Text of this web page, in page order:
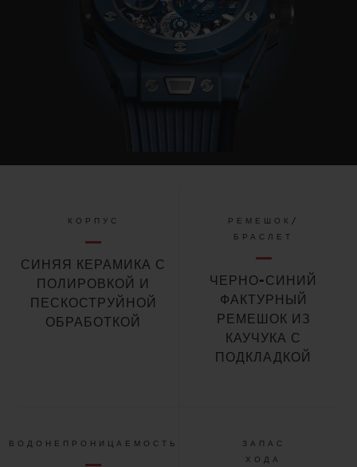
КОРПУС
СИНЯЯ КЕРАМИКА С
ПОЛИРОВКОЙ И
ПЕСКОСТРУЙНОЙ
ОБРАБОТКОЙ
РЕМЕШОК/
БРАСЛЕТ
ЧЕРНО-СИНИЙ
ФАКТУРНЫЙ
РЕМЕШОК ИЗ
КАУЧУКА С
ПОДКЛАДКОЙ
ВОДОНЕПРОНИЦАЕМОСТЬ
ЗАПАС
ХОДА